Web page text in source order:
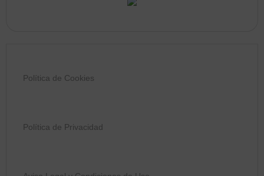
Política de Cookies
Política de Privacidad